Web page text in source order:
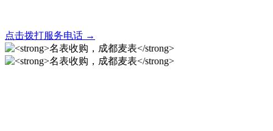
点击拨打服务电话 →